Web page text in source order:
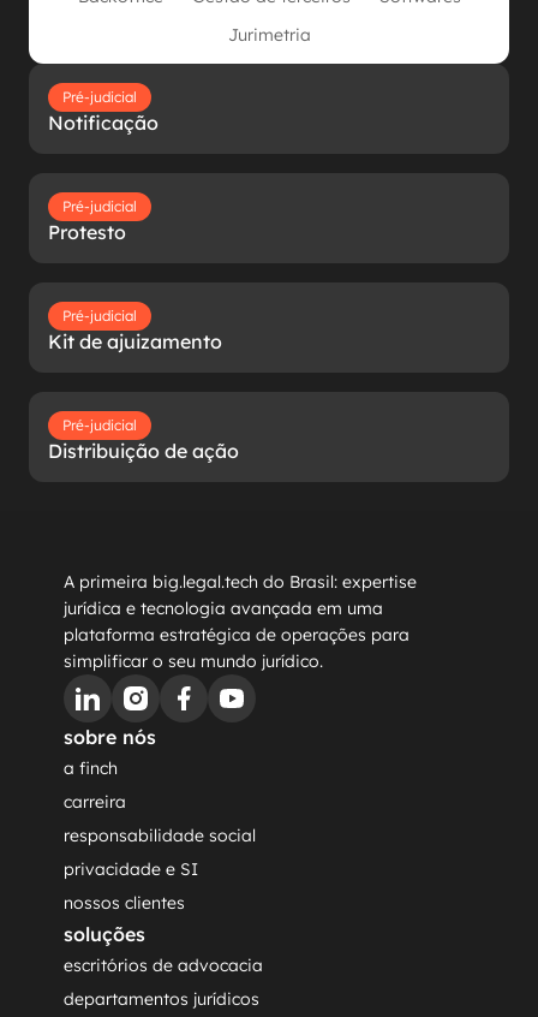
Jurimetria
Pré-judicial
Notificação
Pré-judicial
Protesto
Pré-judicial
Kit de ajuizamento
Pré-judicial
Distribuição de ação
A primeira big.legal.tech do Brasil: expertise
jurídica e tecnologia avançada em uma
plataforma estratégica de operações para
simplificar o seu mundo jurídico.
sobre nós
a finch
carreira
responsabilidade social
privacidade e SI
nossos clientes
soluções
escritórios de advocacia
departamentos jurídicos